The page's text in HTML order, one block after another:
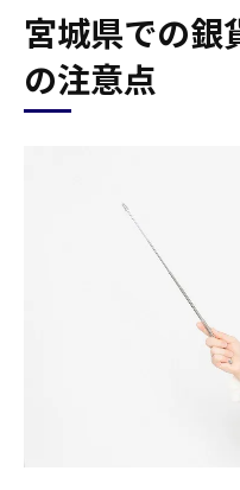
宮城県での銀
の注意点